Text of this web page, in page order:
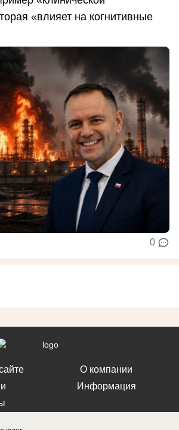
«влияет на когнитивные
0
О компании
Информация